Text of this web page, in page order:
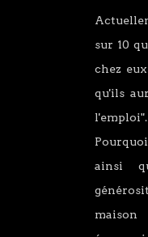
sur 10
chez
qu'ils
ainsi